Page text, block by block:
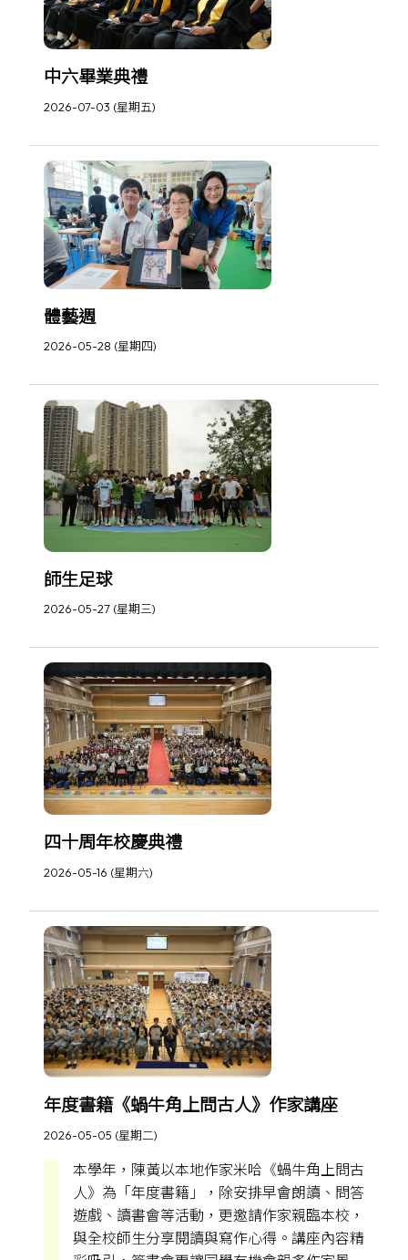
中六畢業典禮
2026-07-03 (星期五)
體藝週
2026-05-28 (星期四)
師生足球
2026-05-27 (星期三)
四十周年校慶典禮
2026-05-16 (星期六)
年度書籍《蝸牛角上問古人》作家講座
2026-05-05 (星期二)
本學年，陳黃以本地作家米哈《蝸牛角上問古
人》為「年度書籍」，除安排早會朗讀、問答
遊戲、讀書會等活動，更邀請作家親臨本校，
與全校師生分享閱讀與寫作心得。講座內容精